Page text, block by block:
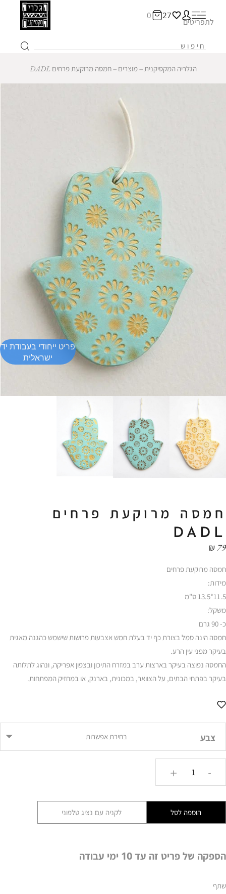
27
0
לתפריטים
הגלריה המקסיקנית ‒מוצרים ‒חמסה מרוקעת פרחים DADL
פריט ייחודי בעבודת יד
ישראלית
חמסה מרוקעת פרחים
DADL
₪ 79
חמסה מרוקעת פרחים
מידות:
11.5*13.5 ס"מ
משקל:
כ- 90 גרם
חמסה הינה סמל בצורת כף יד בעלת חמש אצבעות פרושות שישמש כהגנה מאגית
בעיקר מפני עין הרע.
החמסה נפוצה בעיקר בארצות ערב במזרח התיכון ובצפון אפריקה, ונהוג לתלותה
בעיקר בפתחי הבתים, על הצוואר, במכונית, בארנק, או במחזיק המפתחות.
צבע בחירת אפשרות
-
+
הוספה לסל לקניה עם נציג טלפוני
הספקה של פריט זה עד 10 ימי עבודה
שתף